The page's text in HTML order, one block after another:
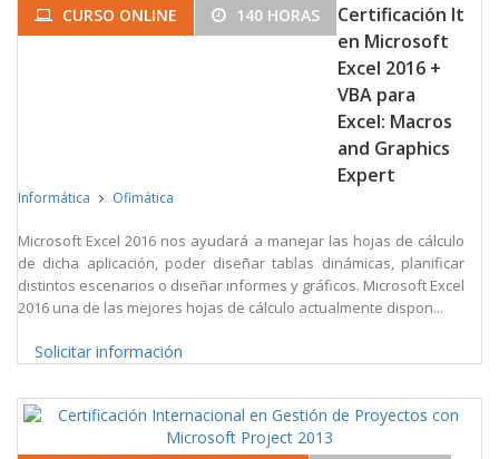
CURSO ONLINE 140 HORAS
Certificación It
en Microsoft
Excel 2016 +
VBA para
Excel: Macros
and Graphics
Expert
Informática Ofimática
Microsoft Excel 2016 nos ayudará a manejar las hojas de cálculo
de dicha aplicación, poder diseñar tablas dinámicas, planificar
distintos escenarios o diseñar informes y gráficos. Microsoft Excel
2016 una de las mejores hojas de cálculo actualmente dispon...
Solicitar información